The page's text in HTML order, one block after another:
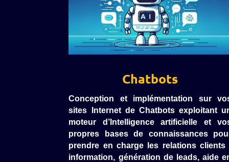
Chatbots
Conception et implémentation sur
sites Internet de Chatbots exploitant
moteur d’Intelligence artificielle et
propres bases de connaissances
prendre en charge les relations clients
information, génération de leads, aide